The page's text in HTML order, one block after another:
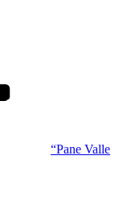
“Pane Valle